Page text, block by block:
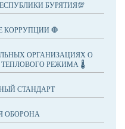
БУРЯТИЯ💯
КОРРУПЦИИ 🛑
ОРГАНИЗАЦИЯХ О
РЕЖИМА 🌡
СТАНДАРТ
ОБОРОНА